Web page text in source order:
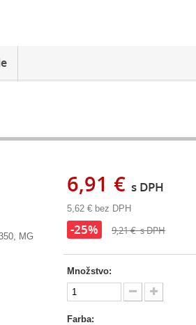
MG
6,91 € s DPH
5,62 €bez DPH
-25% 9,21 € s DPH
Množstvo:
Farba: